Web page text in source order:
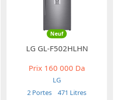
Neuf
LG GL-F502HLHN
Prix 160 000 Da
LG
2 Portes
471 Litres